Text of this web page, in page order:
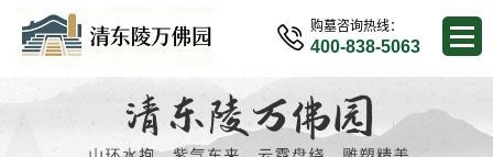
购墓咨询热线：
400-838-5063